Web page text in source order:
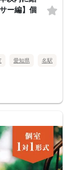
ー編】個
愛知県 名駅